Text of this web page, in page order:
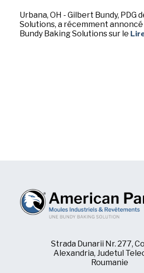
Urbana, OH - Gilbert Bundy, PDG
Solutions, a récemment
Bundy Baking Solutions sur le
Strada Dunarii Nr. 277,
Alexandria, Judetul
Roumanie